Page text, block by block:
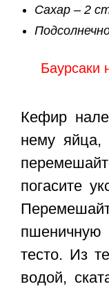
Сахар – 2
Баурсаки
Кефир
нему яйца,
погасите
тесто. Из
водой,